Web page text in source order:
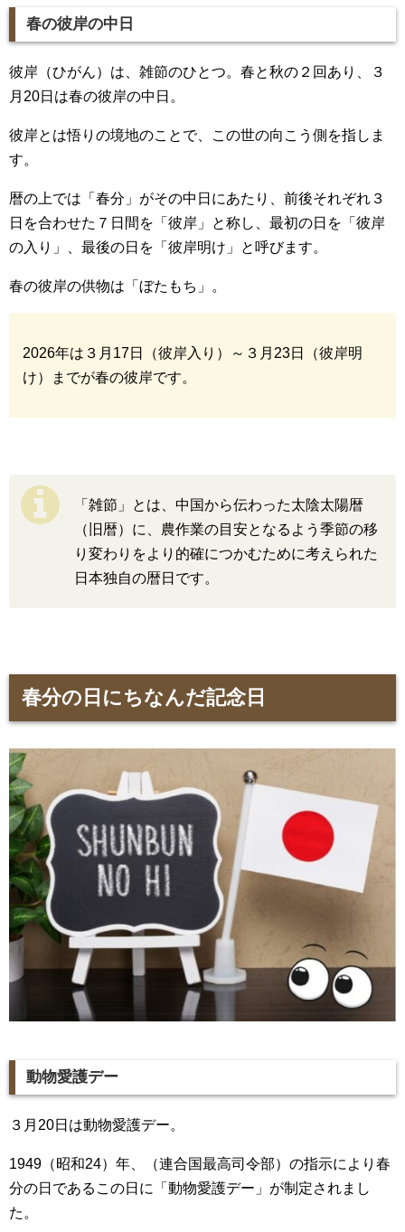
春の彼岸の中日
彼岸（ひがん）は、雑節のひとつ。春と秋の２回あり、３
月20日は春の彼岸の中日。
彼岸とは悟りの境地のことで、この世の向こう側を指しま
す。
暦の上では「春分」がその中日にあたり、前後それぞれ３
日を合わせた７日間を「彼岸」と称し、最初の日を「彼岸
の入り」、最後の日を「彼岸明け」と呼びます。
春の彼岸の供物は「ぼたもち」。
2026年は３月17日（彼岸入り）～３月23日（彼岸明
け）までが春の彼岸です。
「雑節」とは、中国から伝わった太陰太陽暦
（旧暦）に、農作業の目安となるよう季節の移
り変わりをより的確につかむために考えられた
日本独自の暦日です。
春分の日にちなんだ記念日
動物愛護デー
３月20日は動物愛護デー。
1949（昭和24）年、（連合国最高司令部）の指示により春
分の日であるこの日に「動物愛護デー」が制定されまし
た。